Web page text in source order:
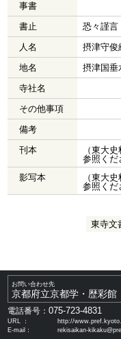
事書
書止
恐々謹言
人名
摂津守俊
地名
摂津国垂
寺社名
その他事項
備考
刊本
（東大
参照くだ
影写本
（東大
参照くだ
東寺文
お問い合わせ先
京都府立京都学・歴彩館
電話番号：075-723-4831
URL ：
http://
E-mail：
rekisaikan-